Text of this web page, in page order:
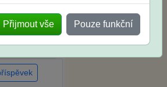
Přijmout vše Pouze funkční